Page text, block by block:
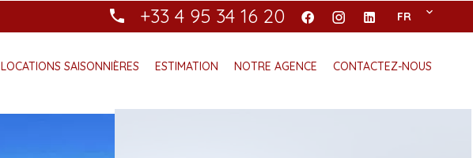
+33 4 95 34 16 20 FR
LOCATIONS SAISONNIÈRES ESTIMATION NOTRE AGENCE CONTACTEZ-NOUS